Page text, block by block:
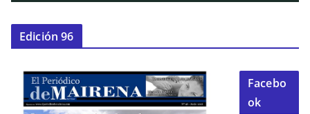
Edición 96
Facebo
ok